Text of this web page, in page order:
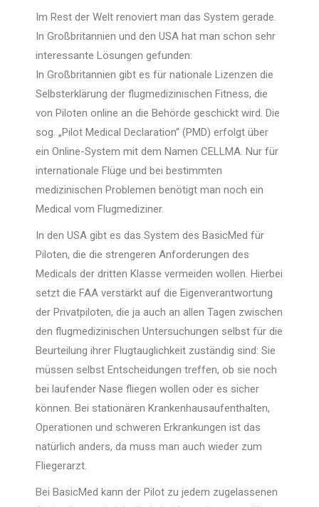
Im Rest der Welt renoviert man das System gerade.
In Großbritannien und den USA hat man schon sehr
interessante Lösungen gefunden:
In Großbritannien gibt es für nationale Lizenzen die
Selbsterklärung der flugmedizinischen Fitness, die
von Piloten online an die Behörde geschickt wird. Die
sog. „Pilot Medical Declaration“ (PMD) erfolgt über
ein Online-System mit dem Namen CELLMA. Nur für
internationale Flüge und bei bestimmten
medizinischen Problemen benötigt man noch ein
Medical vom Flugmediziner.
In den USA gibt es das System des BasicMed für
Piloten, die die strengeren Anforderungen des
Medicals der dritten Klasse vermeiden wollen. Hierbei
setzt die FAA verstärkt auf die Eigenverantwortung
der Privatpiloten, die ja auch an allen Tagen zwischen
den flugmedizinischen Untersuchungen selbst für die
Beurteilung ihrer Flugtauglichkeit zuständig sind: Sie
müssen selbst Entscheidungen treffen, ob sie noch
bei laufender Nase fliegen wollen oder es sicher
können. Bei stationären Krankenhausaufenthalten,
Operationen und schweren Erkrankungen ist das
natürlich anders, da muss man auch wieder zum
Fliegerarzt.
Bei BasicMed kann der Pilot zu jedem zugelassenen